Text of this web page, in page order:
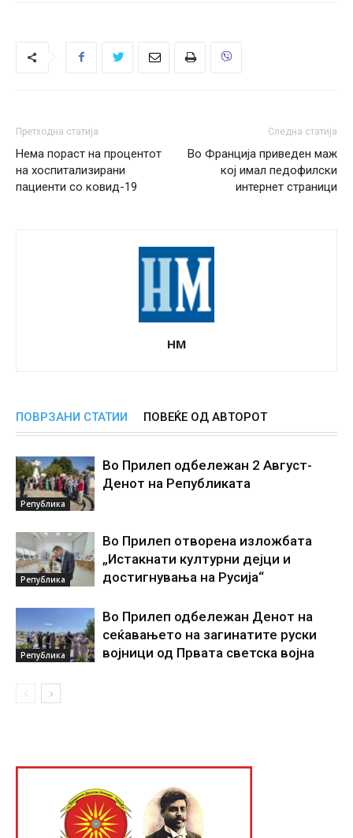
Претходна статија
Нема пораст на процентот
на хоспитализирани
пациенти со ковид-19
Следна статија
Во Франција приведен маж
кој имал педофилски
интернет страници
НМ
ПОВРЗАНИ СТАТИИ ПОВЕЌЕ ОД АВТОРОТ
Република
Во Прилеп одбележан 2 Август-
Денот на Републиката
Република
Во Прилеп отворена изложбата
„Истакнати културни дејци и
достигнувања на Русија“
Република
Во Прилеп одбележан Денот на
сеќавањето на загинатите руски
војници од Првата светска војна